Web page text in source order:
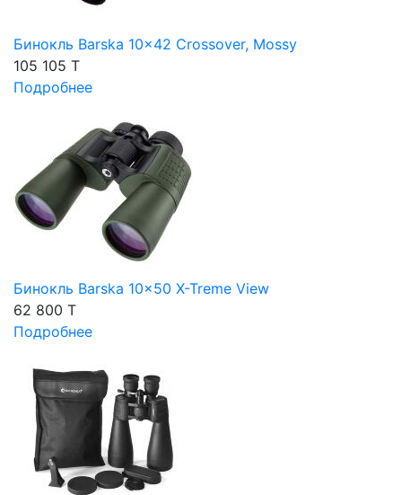
Бинокль Barska 10x42 Crossover, Mossy
105 105 T
Подробнее
Бинокль Barska 10x50 X-Treme View
62 800 T
Подробнее